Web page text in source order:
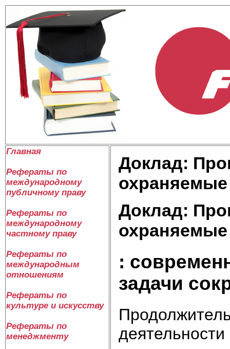
Главная
Рефераты по
международному
публичному праву
Рефераты по
международному
частному праву
Рефераты по
международным
отношениям
Рефераты по
культуре и искусству
Рефераты по
менеджменту
Доклад:
Доклад:
:
задачи